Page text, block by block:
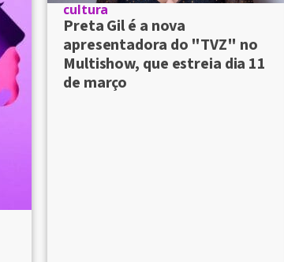
cultura
Preta Gil é a nova
apresentadora do "TVZ" no
Multishow, que estreia dia 11
de março